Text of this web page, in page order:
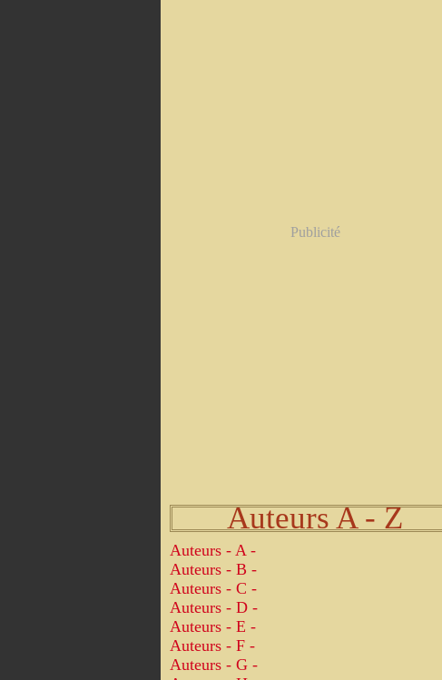
Publicité
Auteurs A - Z
Auteurs - A -
Auteurs - B -
Auteurs - C -
Auteurs - D -
Auteurs - E -
Auteurs - F -
Auteurs - G -